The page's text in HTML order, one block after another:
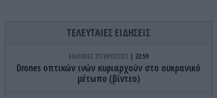
ΤΕΛΕΥΤΑΙΕΣ ΕΙΔΗΣΕΙΣ
ΕΝΟΠΛΕΣ ΣΥΓΚΡΟΥΣΕΙΣ 23:59
Drones οπτικών ινών κυριαρχούν στο ουκρανικό
μέτωπο (βίντεο)